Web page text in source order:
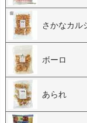
さかなカル
ボーロ
あられ